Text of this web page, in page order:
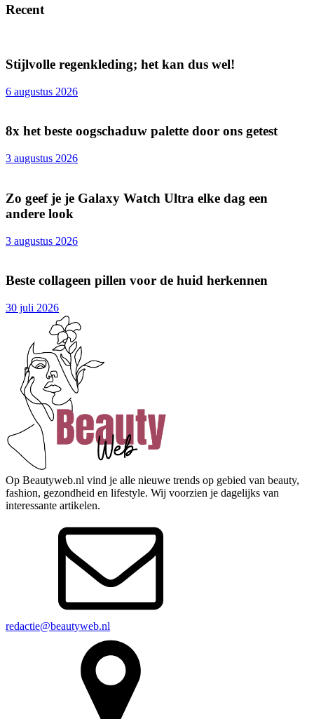
Recent
Stijlvolle regenkleding; het kan dus wel!
6 augustus 2026
8x het beste oogschaduw palette door ons getest
3 augustus 2026
Zo geef je je Galaxy Watch Ultra elke dag een
andere look
3 augustus 2026
Beste collageen pillen voor de huid herkennen
30 juli 2026
Op Beautyweb.nl vind je alle nieuwe trends op gebied van beauty,
fashion, gezondheid en lifestyle. Wij voorzien je dagelijks van
interessante artikelen.
redactie@beautyweb.nl